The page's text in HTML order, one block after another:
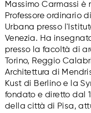
Massimo Carmassi è
Professore ordinario
Urbana presso
Venezia. Ha
presso la facoltà di
Torino, Reggio
Architettura di
Kust di Berlino e la
fondato e diretto dal
della città di Pisa,